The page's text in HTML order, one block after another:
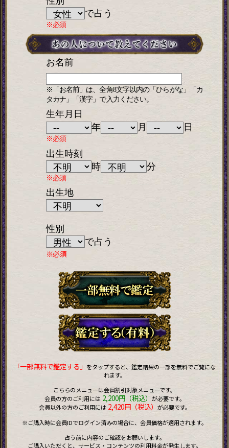
で占う
※必須
お名前
※「お名前」は、全角8文字以内の「ひらがな」「カ
タカナ」「漢字」で入力ください。
生年月日
年
月 日
※必須
出生時刻
時
分
※必須
出生地
性別
で占う
※必須
「一部無料で鑑定する」 をタップすると、鑑定結果の一部を無料でご覧にな
れます。
こちらのメニューは会員割引対象メニューです。
会員の方のご利用には 2,200円（税込） が必要です。
会員以外の方のご利用には 2,420円（税込） が必要です。
※ご購入時に会員IDでログイン済みの場合に、会員価格が適用されます。
占う前に内容のご確認をお願いします。
ご購入いただくと、サービス・コンテンツの利用料金が発生します。